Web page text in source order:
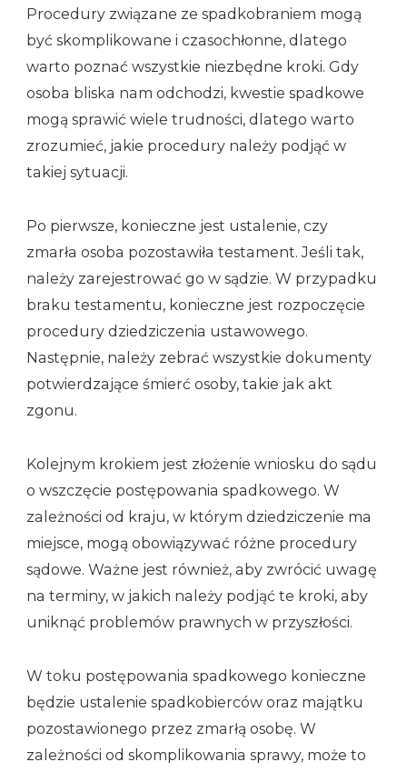
Procedury związane ze spadkobraniem mogą
być skomplikowane i czasochłonne, dlatego
warto poznać wszystkie niezbędne kroki. Gdy
osoba bliska nam odchodzi, kwestie spadkowe
mogą sprawić wiele trudności, dlatego warto
zrozumieć, jakie procedury należy podjąć w
takiej sytuacji.
Po pierwsze, konieczne jest ustalenie, czy
zmarła osoba pozostawiła testament. Jeśli tak,
należy zarejestrować go w sądzie. W przypadku
braku testamentu, konieczne jest rozpoczęcie
procedury dziedziczenia ustawowego.
Następnie, należy zebrać wszystkie dokumenty
potwierdzające śmierć osoby, takie jak akt
zgonu.
Kolejnym krokiem jest złożenie wniosku do sądu
o wszczęcie postępowania spadkowego. W
zależności od kraju, w którym dziedziczenie ma
miejsce, mogą obowiązywać różne procedury
sądowe. Ważne jest również, aby zwrócić uwagę
na terminy, w jakich należy podjąć te kroki, aby
uniknąć problemów prawnych w przyszłości.
W toku postępowania spadkowego konieczne
będzie ustalenie spadkobierców oraz majątku
pozostawionego przez zmarłą osobę. W
zależności od skomplikowania sprawy, może to